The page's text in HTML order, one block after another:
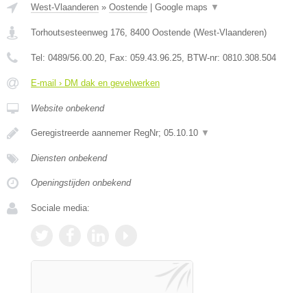
West-Vlaanderen » Oostende Google maps ▼
Torhoutsesteenweg 176 8400 Oostende (West-Vlaanderen)
Tel: 0489/56.00.20 , Fax: 059.43.96.25 , BTW-nr: 0810.308.504
E-mail › DM dak en gevelwerken
Website onbekend
Geregistreerde aannemer RegNr; 05.10.10 ▼
Diensten onbekend
Openingstijden onbekend
Sociale media: